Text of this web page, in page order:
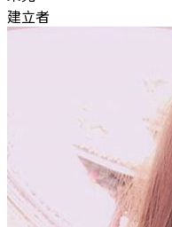
建立者